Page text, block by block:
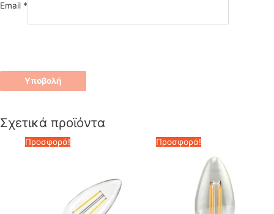
Email *
Σχετικά προϊόντα
Προσφορά! Προσφορά!